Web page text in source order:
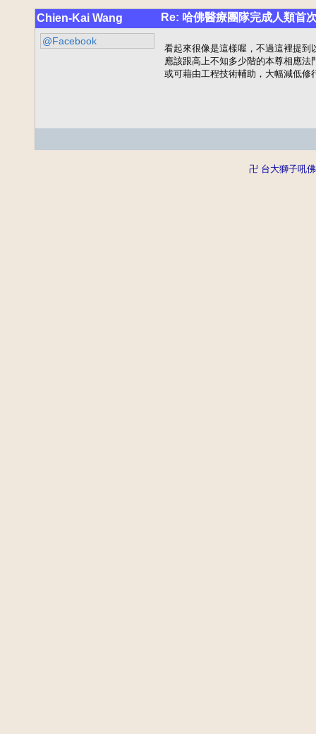
Chien-Kai Wang Re: 哈佛醫療團隊完成人類首
@Facebook
看起來很像是這樣喔，不過這裡提
應該跟高上不知多少階的本尊相應
或可藉由工程技術輔助，大幅減低修
卍 台大獅子吼